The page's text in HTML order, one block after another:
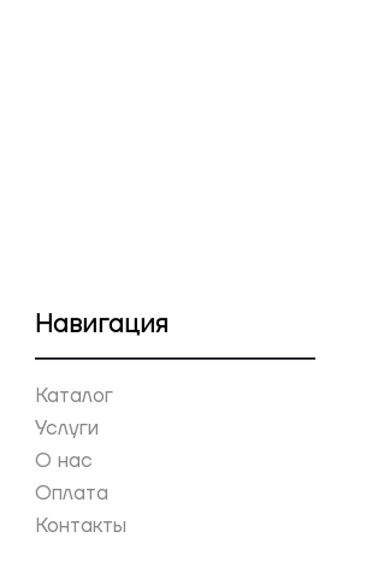
Навигация
Каталог
Услуги
О нас
Оплата
Контакты